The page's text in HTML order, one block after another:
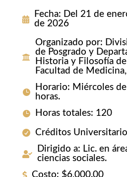
Fecha: Del 21 de
de 2026
Organizado por:
de Posgrado y
Historia y Filosofía
Facultad de
Horario: Miércoles
horas.
Horas totales: 120
Créditos
Dirigido a: Lic. en
ciencias sociales.
Costo: $6,000.00